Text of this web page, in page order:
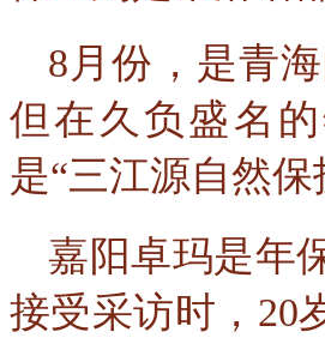
8月份，是青
但在久负盛名
是“三江源自然
嘉阳卓玛是年
接受采访时，20